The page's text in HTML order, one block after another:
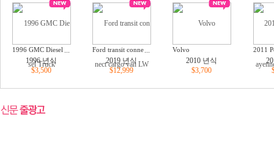
1996 GMC Diesel
Truck1996 년식
$3,500
Ford transit conne
ct cargo van LWB
XL 2019 년식
$12,999
Volvo
2010 년식
$3,700
2011
enne(
엔)